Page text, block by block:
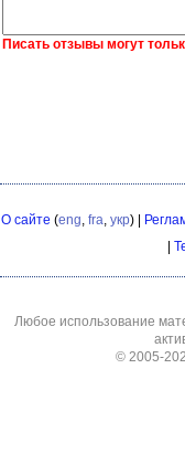
Писать отзывы могут
О сайте (eng, fra, укр) |
Любое использование
© 2005-